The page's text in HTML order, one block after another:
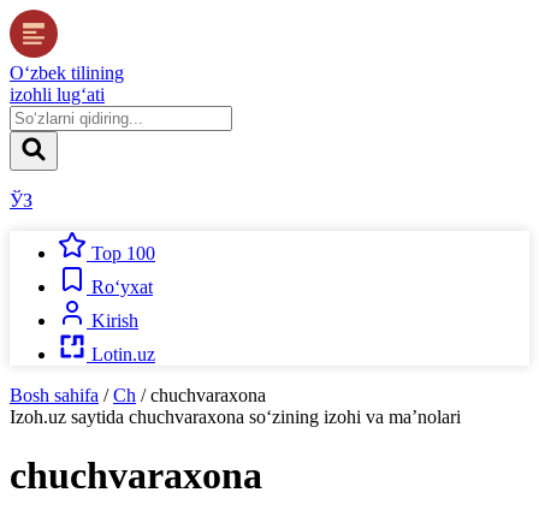
O‘zbek tilining
izohli lug‘ati
ЎЗ
Top 100
Ro‘yxat
Kirish
Lotin.uz
Bosh sahifa / Ch / chuchvaraxona
Izoh.uz saytida chuchvaraxona so‘zining izohi va ma’nolari
chuchvaraxona